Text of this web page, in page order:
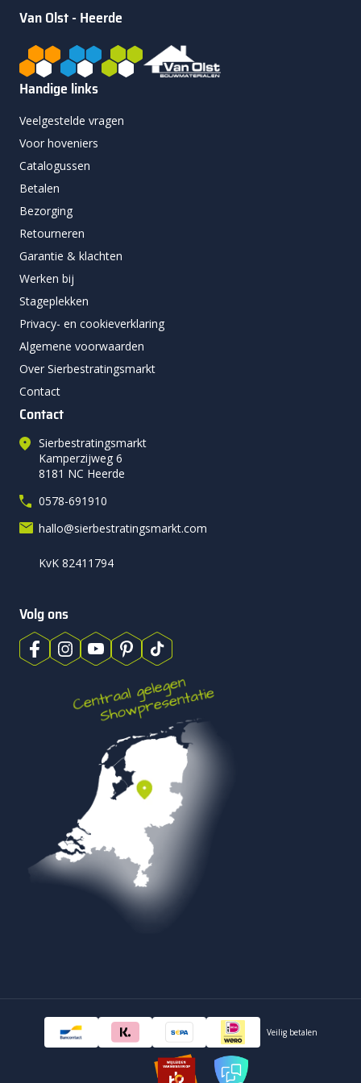
Van Olst - Heerde
Handige links
Veelgestelde vragen
Voor hoveniers
Catalogussen
Betalen
Bezorging
Retourneren
Garantie & klachten
Werken bij
Stageplekken
Privacy- en cookieverklaring
Algemene voorwaarden
Over Sierbestratingsmarkt
Contact
Contact
Sierbestratingsmarkt
Kamperzijweg 6
8181 NC Heerde
0578-691910
hallo@sierbestratingsmarkt.com
KvK 82411794
Volg ons
Veilig betalen